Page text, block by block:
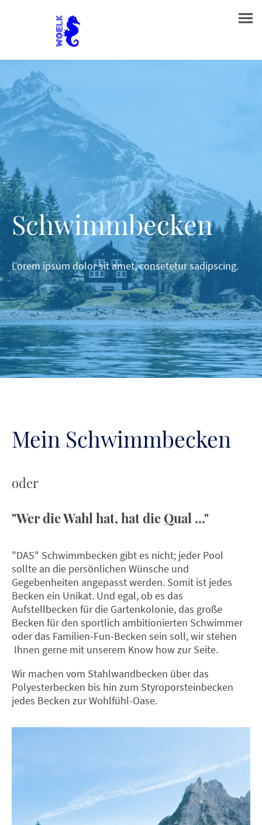
Schwimmbecken
Lorem ipsum dolor sit amet, consetetur sadipscing.
Mein Schwimmbecken
oder
"Wer die Wahl hat, hat die Qual ..."
"DAS" Schwimmbecken gibt es nicht; jeder Pool
sollte an die persönlichen Wünsche und
Gegebenheiten angepasst werden. Somit ist jedes
Becken ein Unikat. Und egal, ob es das
Aufstellbecken für die Gartenkolonie, das große
Becken für den sportlich ambitionierten Schwimmer
oder das Familien-Fun-Becken sein soll, wir stehen
Ihnen gerne mit unserem Know how zur Seite.
Wir machen vom Stahlwandbecken über das
Polyesterbecken bis hin zum Styroporsteinbecken
jedes Becken zur Wohlfühl-Oase.